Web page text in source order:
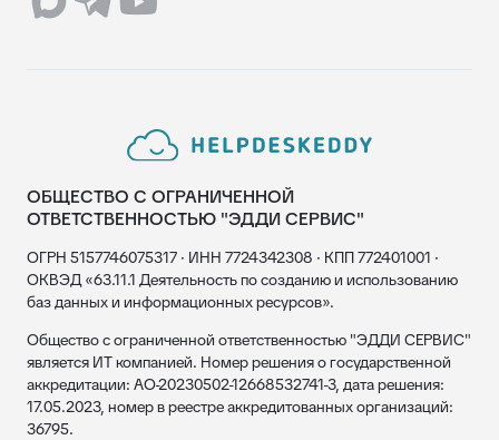
ОБЩЕСТВО С ОГРАНИЧЕННОЙ
ОТВЕТСТВЕННОСТЬЮ "ЭДДИ СЕРВИС"
ОГРН 5157746075317 · ИНН 7724342308 · КПП 772401001 ·
ОКВЭД «63.11.1 Деятельность по созданию и использованию
баз данных и информационных ресурсов».
Общество с ограниченной ответственностью "ЭДДИ СЕРВИС"
является ИТ компанией. Номер решения о государственной
аккредитации: АО-20230502-12668532741-3, дата решения:
17.05.2023, номер в реестре аккредитованных организаций:
36795.